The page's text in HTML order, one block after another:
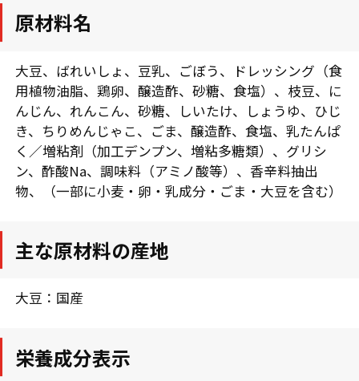
原材料名
大豆、ばれいしょ、豆乳、ごぼう、ドレッシング（食
用植物油脂、鶏卵、醸造酢、砂糖、食塩）、枝豆、に
んじん、れんこん、砂糖、しいたけ、しょうゆ、ひじ
き、ちりめんじゃこ、ごま、醸造酢、食塩、乳たんぱ
く／増粘剤（加工デンプン、増粘多糖類）、グリシ
ン、酢酸Na、調味料（アミノ酸等）、香辛料抽出
物、（一部に小麦・卵・乳成分・ごま・大豆を含む）
主な原材料の産地
大豆：国産
栄養成分表示